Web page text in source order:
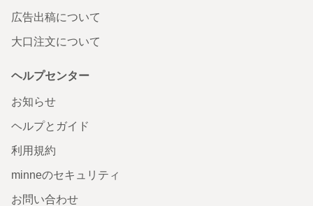
広告出稿について
大口注文について
ヘルプセンター
お知らせ
ヘルプとガイド
利用規約
minneのセキュリティ
お問い合わせ